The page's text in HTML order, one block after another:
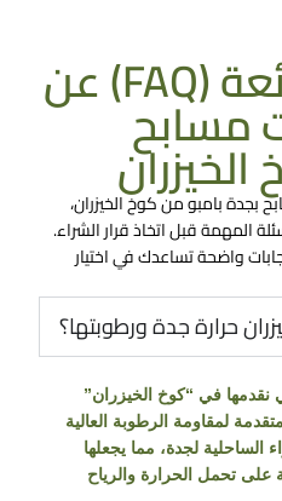
الأسئلة الشائعة (FAQ) عن
مسابح
بجدة​بامبو من كوخ الخيزران،
المهمة قبل اتخاذ قرار الشراء.
واضحة تساعدك في اختيار
حرارة جدة ورطوبتها؟
نقدمها في “كوخ الخيزران”
لمقاومة الرطوبة العالية
الساحلية لجدة، مما يجعلها
على تحمل الحرارة والرياح